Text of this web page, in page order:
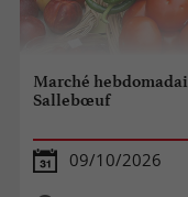
Marché
Sallebœuf
09/10/2026